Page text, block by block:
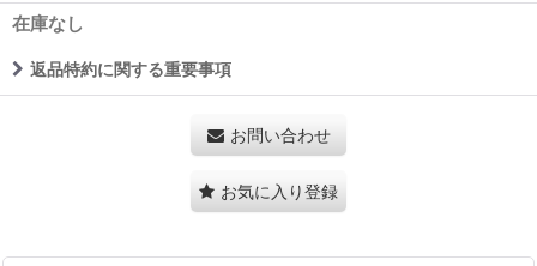
在庫なし
返品特約に関する重要事項
お問い合わせ
お気に入り登録